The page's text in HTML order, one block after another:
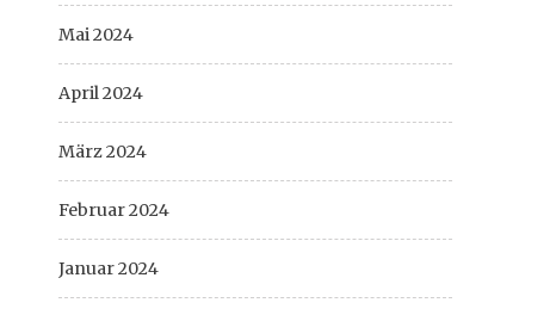
Mai 2024
April 2024
März 2024
Februar 2024
Januar 2024